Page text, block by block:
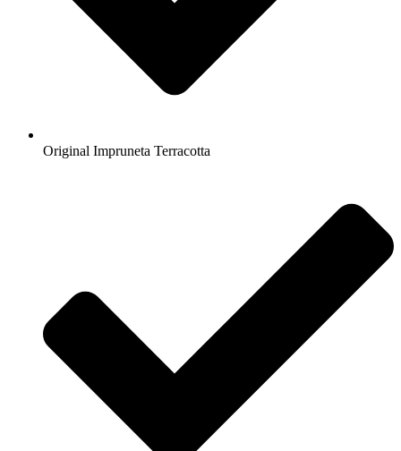
Original Impruneta Terracotta